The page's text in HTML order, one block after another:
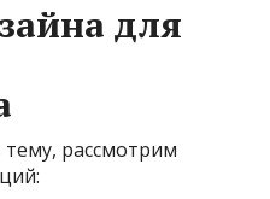
для
рассмотрим